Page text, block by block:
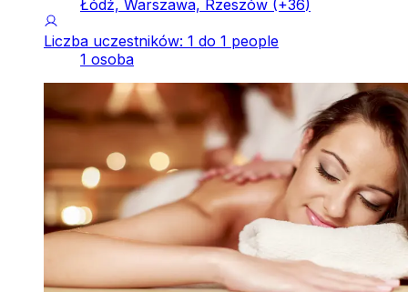
Łódź, Warszawa, Rzeszów (+36)
Liczba uczestników: 1 do 1 people
1 osoba